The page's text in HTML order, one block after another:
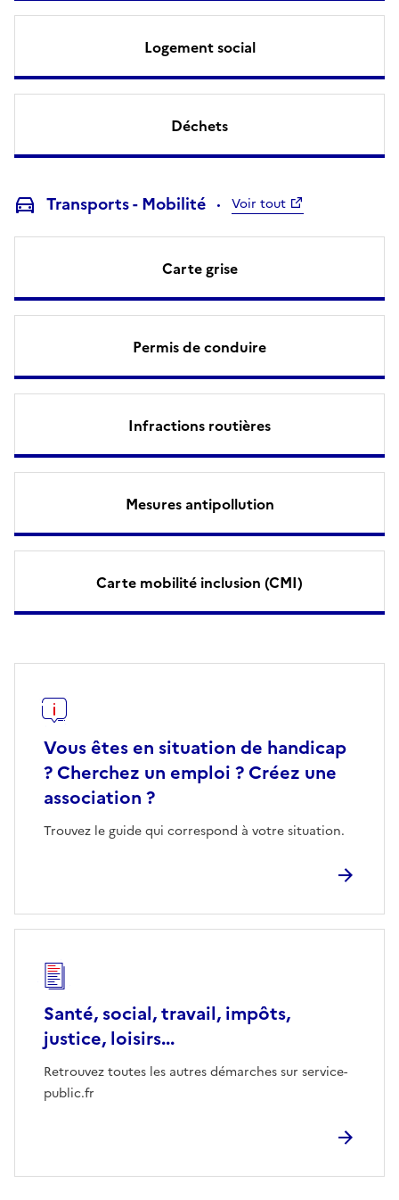
Logement social
Déchets
Transports - Mobilité Voir tout
Carte grise
Permis de conduire
Infractions routières
Mesures antipollution
Carte mobilité inclusion (CMI)
Vous êtes en situation de handicap
? Cherchez un emploi ? Créez une
association ?
Trouvez le guide qui correspond à votre situation.
Santé, social, travail, impôts,
justice, loisirs...
Retrouvez toutes les autres démarches sur service-
public.fr